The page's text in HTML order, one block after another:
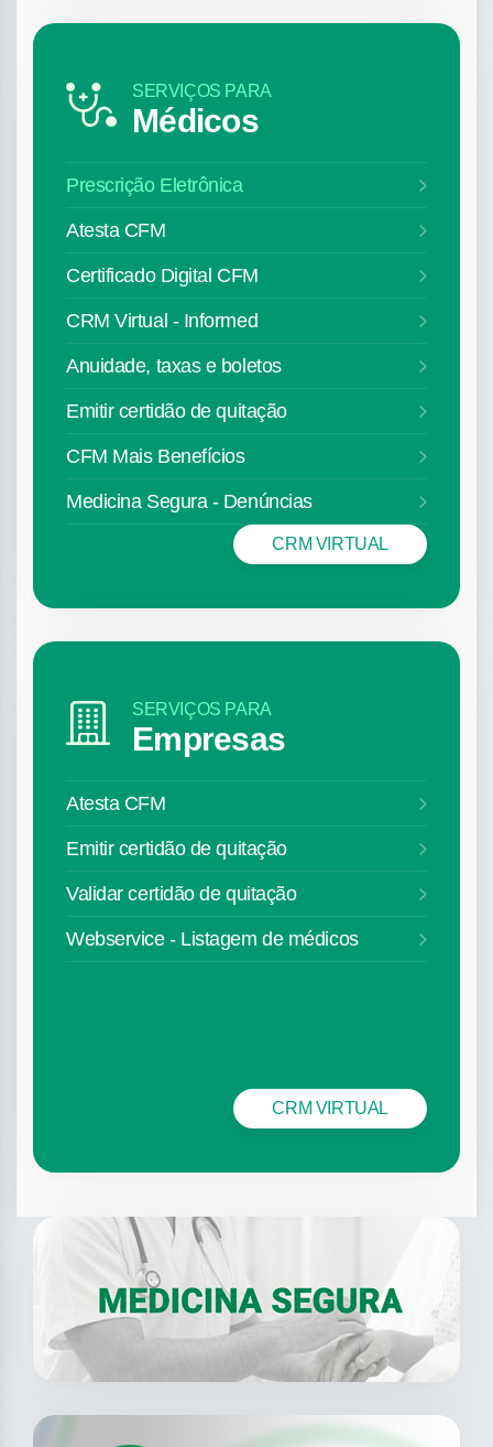
SERVIÇOS PARA
Médicos
Prescrição Eletrônica
Atesta CFM
Certificado Digital CFM
CRM Virtual - Informed
Anuidade, taxas e boletos
Emitir certidão de quitação
CFM Mais Benefícios
Medicina Segura - Denúncias
CRM VIRTUAL
SERVIÇOS PARA
Empresas
Atesta CFM
Emitir certidão de quitação
Validar certidão de quitação
Webservice - Listagem de médicos
CRM VIRTUAL